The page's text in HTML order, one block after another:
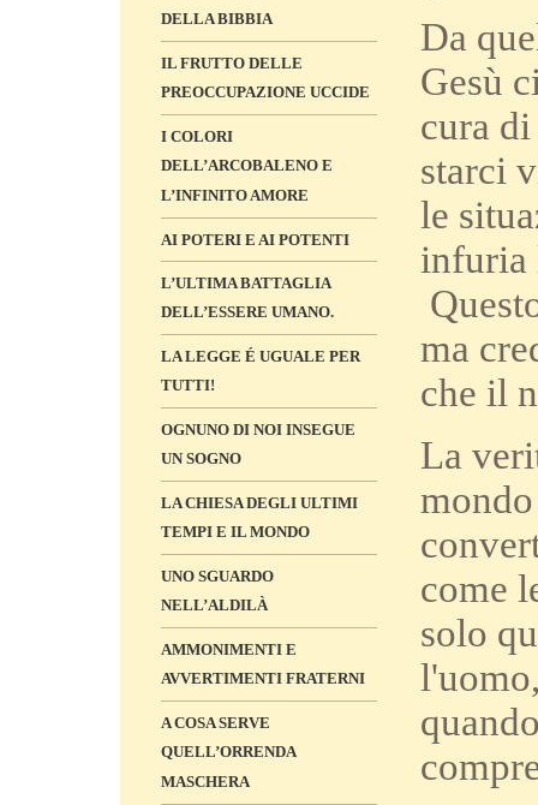
DELLA BIBBIA
IL FRUTTO DELLE
PREOCCUPAZIONE UCCIDE
I COLORI
DELL’ARCOBALENO E
L’INFINITO AMORE
AI POTERI E AI POTENTI
L’ULTIMA BATTAGLIA
DELL’ESSERE UMANO.
LA LEGGE É UGUALE PER
TUTTI!
OGNUNO DI NOI INSEGUE
UN SOGNO
LA CHIESA DEGLI ULTIMI
TEMPI E IL MONDO
UNO SGUARDO
NELL’ALDILÀ
AMMONIMENTI E
AVVERTIMENTI FRATERNI
A COSA SERVE
QUELL’ORRENDA
MASCHERA
Da
Gesù
cura
starci
le
infuria
ma
che il
La
come
solo